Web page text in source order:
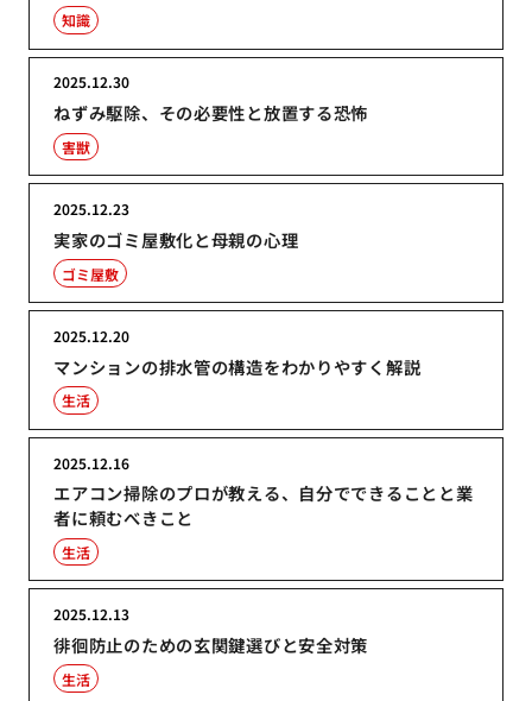
知識
ねずみ駆除、その必要性と放置する恐怖
2025.12.30
害獣
実家のゴミ屋敷化と母親の心理
2025.12.23
ゴミ屋敷
マンションの排水管の構造をわかりやすく解説
2025.12.20
生活
エアコン掃除のプロが教える、自分でできることと業
者に頼むべきこと
2025.12.16
生活
徘徊防止のための玄関鍵選びと安全対策
2025.12.13
生活